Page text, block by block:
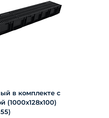
в комплекте с
(1000х128х100)